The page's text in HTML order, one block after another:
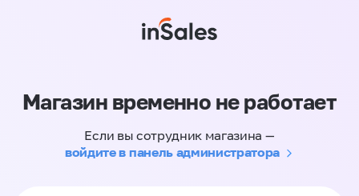
Магазин временно не работает
Если вы сотрудник магазина —
войдите в панель администратора